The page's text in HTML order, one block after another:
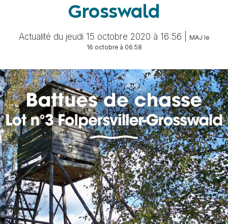
Grosswald
Actualité du jeudi 15 octobre 2020 à 16:56 |
MAJ le
16 octobre à 06:58